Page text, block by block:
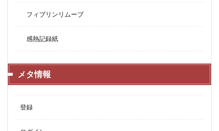
フィブリンリムーブ
感熱記録紙
メタ情報
登録